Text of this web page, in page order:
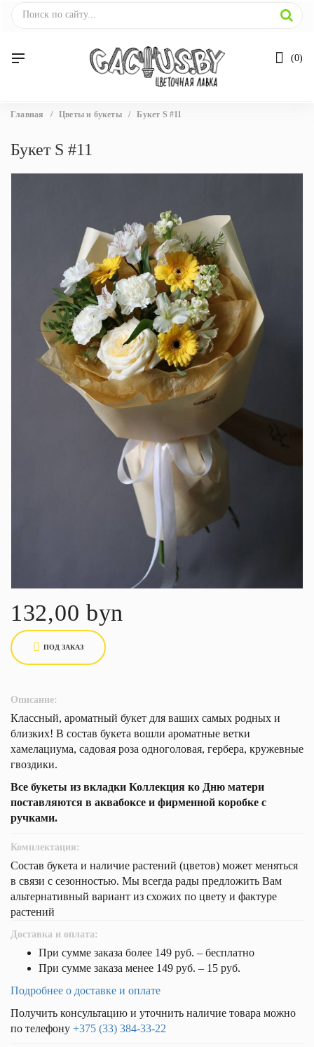
0
Вы
Главная / Цветы и букеты / Букет S #11
Букет S #11
132,00 byn
ПОД ЗАКАЗ
Описание:
Классный, ароматный букет для ваших самых родных и
близких! В состав букета вошли ароматные ветки
хамелациума, садовая роза одноголовая, гербера, кружевные
гвоздики.
Все букеты из вкладки Коллекция ко Дню матери
поставляются в аквабоксе и фирменной коробке с
ручками.
Комплектация:
Состав букета и наличие растений (цветов) может меняться
в связи с сезонностью. Мы всегда рады предложить Вам
альтернативный вариант из схожих по цвету и фактуре
растений
Доставка и оплата:
При сумме заказа более 149 руб. – бесплатно
При сумме заказа менее 149 руб. – 15 руб.
Подробнее о доставке и оплате
Получить консультацию и уточнить наличие товара можно
по телефону +375 (33) 384-33-22